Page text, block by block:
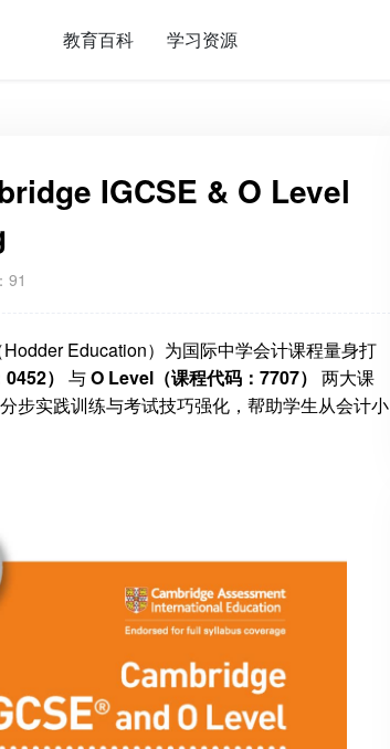
教育百科 学习资源
IGCSE & O Level
91
Education）为国际中学会计课程量身打
） 与O Level（课程代码：7707） 两大课
步实践训练与考试技巧强化，帮助学生从会计小